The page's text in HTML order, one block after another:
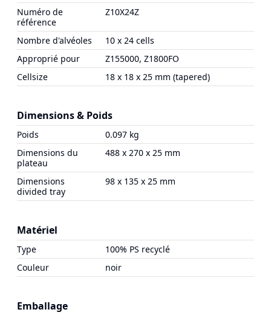
Numéro de
référence
Z10X24Z
Nombre d'alvéoles
10 x 24 cells
Approprié pour
Z155000, Z1800FO
Cellsize
18 x 18 x 25 mm (tapered)
Dimensions & Poids
Poids
0.097 kg
Dimensions du
plateau
488 x 270 x 25 mm
Dimensions
divided tray
98 x 135 x 25 mm
Matériel
Type
100% PS recyclé
Couleur
noir
Emballage